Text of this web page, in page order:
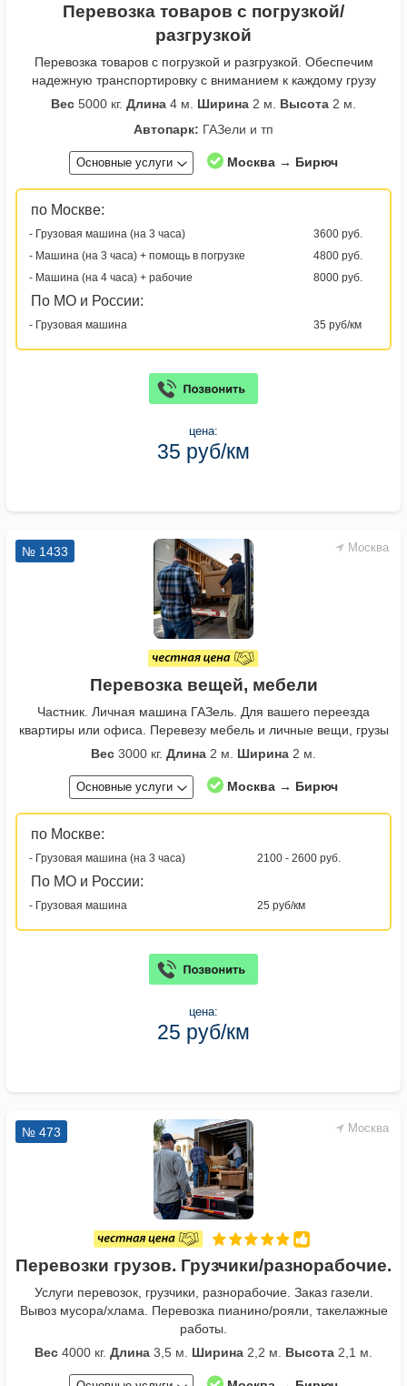
Перевозка товаров с погрузкой/
разгрузкой
Перевозка товаров с погрузкой и разгрузкой. Обеспечим
надежную транспортировку с вниманием к каждому грузу
Вес 5000 кг. Длина 4 м. Ширина 2 м. Высота 2 м.
Автопарк: ГАЗели и тп
Основные услуги Москва → Бирюч
по Москве:
- Грузовая машина (на 3 часа)
3600 руб.
- Машина (на 3 часа) + помощь в погрузке
4800 руб.
- Машина (на 4 часа) + рабочие
8000 руб.
По МО и России:
- Грузовая машина 35 руб/км
цена:
35 руб/км
Москва
№ 1433
Перевозка вещей, мебели
Частник. Личная машина ГАЗель. Для вашего переезда
квартиры или офиса. Перевезу мебель и личные вещи, грузы
Вес 3000 кг. Длина 2 м. Ширина 2 м.
Основные услуги Москва → Бирюч
по Москве:
- Грузовая машина (на 3 часа) 2100 - 2600 руб.
По МО и России:
- Грузовая машина 25 руб/км
цена:
25 руб/км
Москва
№ 473
Перевозки грузов. Грузчики/разнорабочие.
Услуги перевозок, грузчики, разнорабочие. Заказ газели.
Вывоз мусора/хлама. Перевозка пианино/рояли, такелажные
работы.
Вес 4000 кг. Длина 3,5 м. Ширина 2,2 м. Высота 2,1 м.